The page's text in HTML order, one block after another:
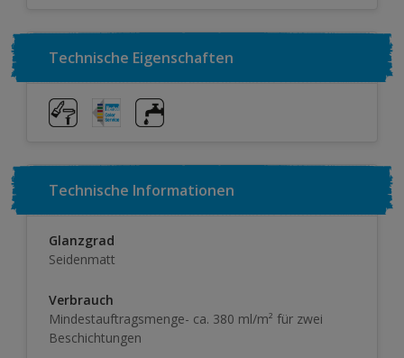
Technische Eigenschaften
Technische Informationen
Glanzgrad
Seidenmatt
Verbrauch
Mindestauftragsmenge- ca. 380 ml/m² für zwei
Beschichtungen